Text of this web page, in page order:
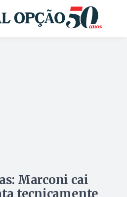
Marconi cai
tecnicamente